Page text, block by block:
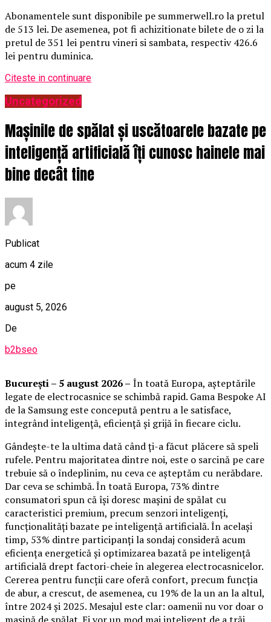
Abonamentele sunt disponibile pe summerwell.ro la pretul
de 513 lei. De asemenea, pot fi achizitionate bilete de o zi la
pretul de 351 lei pentru vineri si sambata, respectiv 426.6
lei pentru duminica.
Citeste in continuare
Uncategorized
Mașinile de spălat și uscătoarele bazate pe
inteligență artificială îți cunosc hainele mai
bine decât tine
Publicat
acum 4 zile
pe
august 5, 2026
De
b2bseo
București – 5 august 2026 – În toată Europa, așteptările
legate de electrocasnice se schimbă rapid. Gama Bespoke AI
de la Samsung este concepută pentru a le satisface,
integrând inteligență, eficiență și grijă în fiecare ciclu.
Gândește-te la ultima dată când ți-a făcut plăcere să speli
rufele. Pentru majoritatea dintre noi, este o sarcină pe care
trebuie să o îndeplinim, nu ceva ce așteptăm cu nerăbdare.
Dar ceva se schimbă. În toată Europa, 73% dintre
consumatori spun că își doresc mașini de spălat cu
caracteristici premium, precum senzori inteligenți,
funcționalități bazate pe inteligență artificială. În același
timp, 53% dintre participanți la sondaj consideră acum
eficiența energetică și optimizarea bazată pe inteligență
artificială drept factori-cheie în alegerea electrocasnicelor.
Cererea pentru funcții care oferă confort, precum funcția
de abur, a crescut, de asemenea, cu 19% de la un an la altul,
între 2024 și 2025. Mesajul este clar: oamenii nu vor doar o